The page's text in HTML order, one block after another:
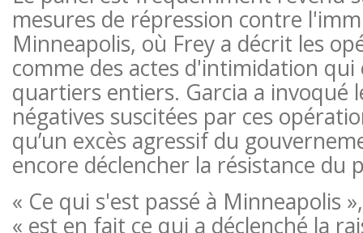
mesures de répression contre
Minneapolis, où Frey a décrit les
comme des actes d'intimidation qui
quartiers entiers. Garcia a invoqué
négatives suscitées par ces
qu’un excès agressif du
encore déclencher la résistance du
« Ce qui s'est passé à Minneapolis
« est en fait ce qui a déclenché la